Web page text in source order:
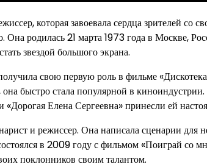
которая завоевала сердца зрителей
родилась 21 марта 1973 года в Москве,
звездой большого экрана.
свою первую роль в фильме
быстро стала популярной в
Елена Сергеевна» принесли ей
и режиссер. Она написала сценарии для
в 2009 году с фильмом «Поиграй со
поклонников своим талантом.